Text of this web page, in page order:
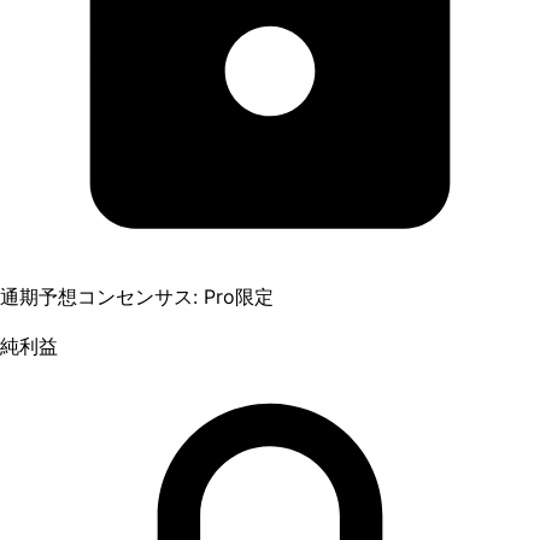
通期予想コンセンサス: Pro限定
純利益